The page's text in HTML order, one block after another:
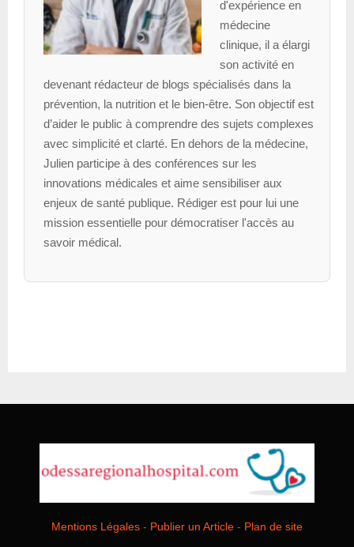
d'expérience en
médecine
clinique, il a élargi
son activité en
devenant rédacteur de blogs spécialisés dans la
prévention, la nutrition et le bien-être. Son objectif est
d’aider le public à comprendre des sujets complexes
avec simplicité et clarté. En dehors de la médecine,
Julien participe à des conférences sur les
innovations médicales et aime sensibiliser aux
enjeux de santé publique. Rédiger est pour lui une
mission essentielle pour démocratiser l'accès au
savoir médical.
Mentions Légales - Publier un Article - Plan de site